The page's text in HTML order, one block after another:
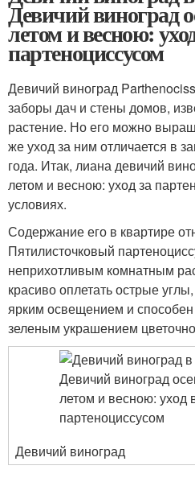
Девичий виноград
летом и весною:
партеноциссусом
Девичий виноград
заборы дач и стены домов,
растение. Но его можно
же уход за ним отличается в
года. Итак, лиана девичий
летом и весною: уход за
условиях.
Содержание его в квартире
Пятилисточковый
неприхотливым комнатным
красиво оплетать острые
ярким освещением и
зеленым украшением
Девичий виноград